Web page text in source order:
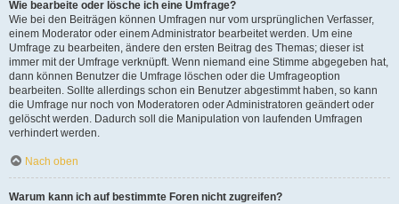
Wie bearbeite oder lösche ich eine Umfrage?
Wie bei den Beiträgen können Umfragen nur vom ursprünglichen Verfasser,
einem Moderator oder einem Administrator bearbeitet werden. Um eine
Umfrage zu bearbeiten, ändere den ersten Beitrag des Themas; dieser ist
immer mit der Umfrage verknüpft. Wenn niemand eine Stimme abgegeben hat,
dann können Benutzer die Umfrage löschen oder die Umfrageoption
bearbeiten. Sollte allerdings schon ein Benutzer abgestimmt haben, so kann
die Umfrage nur noch von Moderatoren oder Administratoren geändert oder
gelöscht werden. Dadurch soll die Manipulation von laufenden Umfragen
verhindert werden.
Nach oben
Warum kann ich auf bestimmte Foren nicht zugreifen?